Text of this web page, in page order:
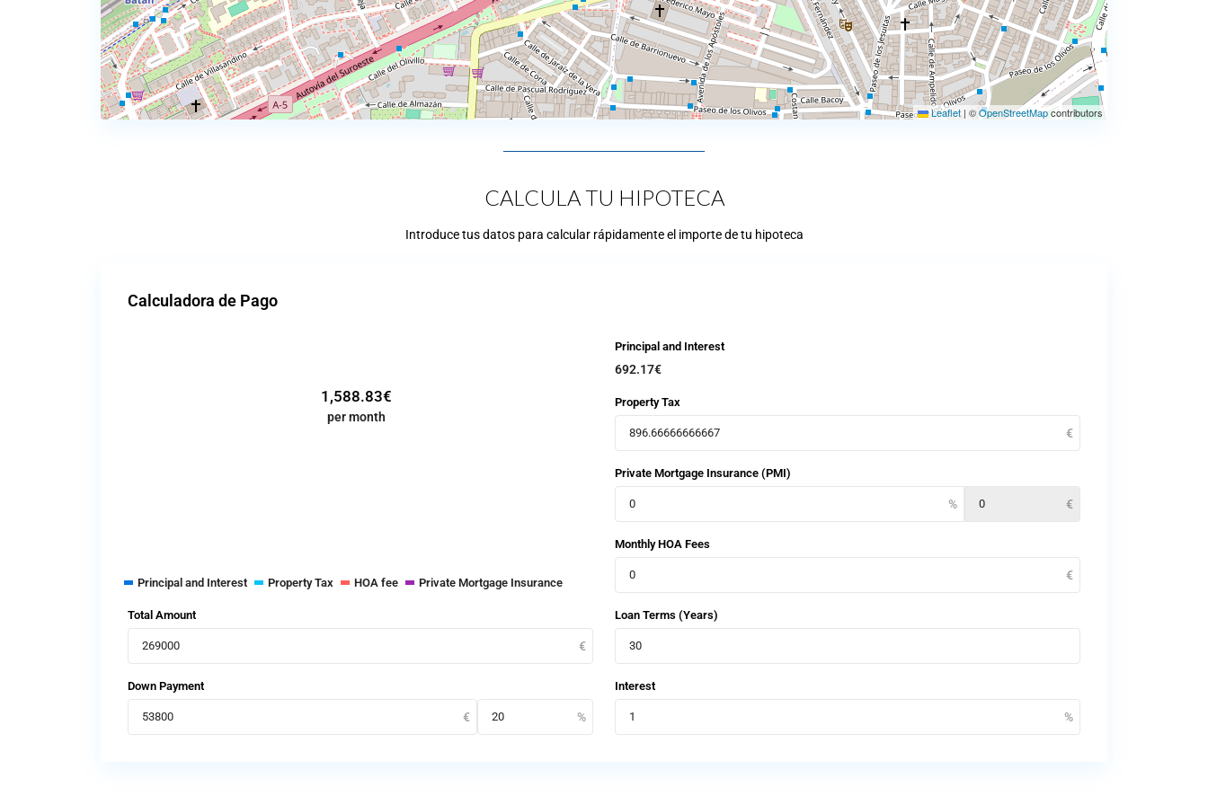
Leaflet | ©OpenStreetMapcontributors
CALCULA TU HIPOTECA
Introduce tus datos para calcular rápidamente el importe de tu hipoteca
Calculadora de Pago
1,588.83€
per month
Principal and Interest Property Tax HOA fee Private Mortgage Insurance
Principal and Interest
692.17€
Property Tax
Private Mortgage Insurance (PMI)
Monthly HOA Fees
Total Amount
Down Payment
Loan Terms (Years)
Interest